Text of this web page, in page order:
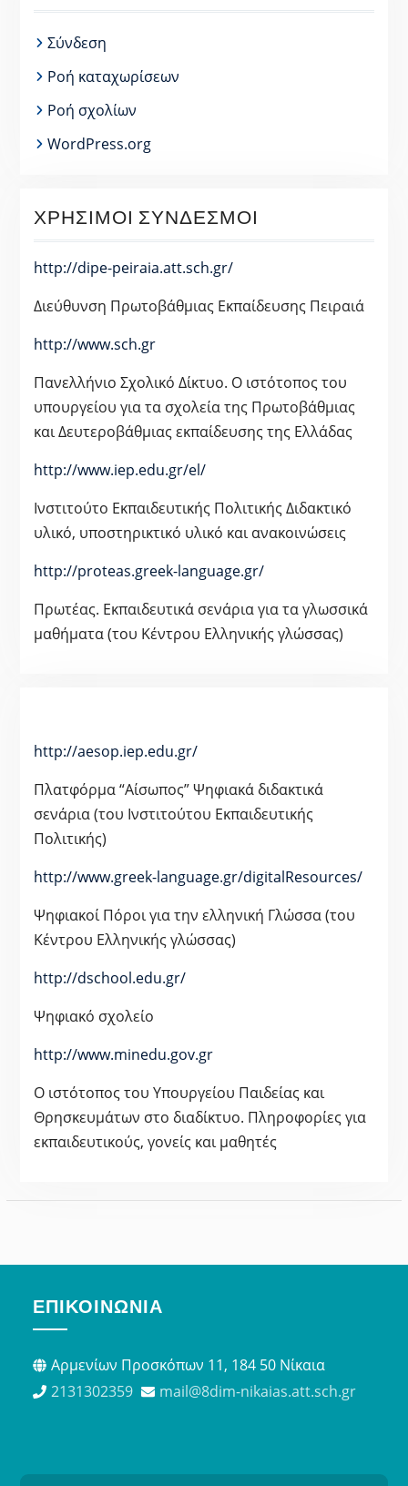
Σύνδεση
Ροή καταχωρίσεων
Ροή σχολίων
WordPress.org
ΧΡΉΣΙΜΟΙ ΣΎΝΔΕΣΜΟΙ
http://dipe-peiraia.att.sch.gr/
Διεύθυνση Πρωτοβάθμιας Εκπαίδευσης Πειραιά
http://www.sch.gr
Πανελλήνιο Σχολικό Δίκτυο. Ο ιστότοπος του
υπουργείου για τα σχολεία της Πρωτοβάθμιας
και Δευτεροβάθμιας εκπαίδευσης της Ελλάδας
http://www.iep.edu.gr/el/
Ινστιτούτο Εκπαιδευτικής Πολιτικής Διδακτικό
υλικό, υποστηρικτικό υλικό και ανακοινώσεις
http://proteas.greek-language.gr/
Πρωτέας. Εκπαιδευτικά σενάρια για τα γλωσσικά
μαθήματα (του Κέντρου Ελληνικής γλώσσας)
http://aesop.iep.edu.gr/
Πλατφόρμα “Αίσωπος” Ψηφιακά διδακτικά
σενάρια (του Ινστιτούτου Εκπαιδευτικής
Πολιτικής)
http://www.greek-language.gr/digitalResources/
Ψηφιακοί Πόροι για την ελληνική Γλώσσα (του
Κέντρου Ελληνικής γλώσσας)
http://dschool.edu.gr/
Ψηφιακό σχολείο
http://www.minedu.gov.gr
Ο ιστότοπος του Υπουργείου Παιδείας και
Θρησκευμάτων στο διαδίκτυο. Πληροφορίες για
εκπαιδευτικούς, γονείς και μαθητές
ΕΠΙΚΟΙΝΩΝΊΑ
Αρμενίων Προσκόπων 11, 184 50 Νίκαια
2131302359
mail@8dim-nikaias.att.sch.gr